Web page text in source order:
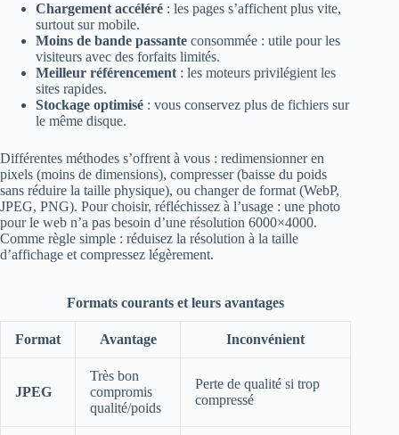
Chargement accéléré : les pages s’affichent plus vite,
surtout sur mobile.
Moins de bande passante consommée : utile pour les
visiteurs avec des forfaits limités.
Meilleur référencement : les moteurs privilégient les
sites rapides.
Stockage optimisé : vous conservez plus de fichiers sur
le même disque.
Différentes méthodes s’offrent à vous : redimensionner en
pixels (moins de dimensions), compresser (baisse du poids
sans réduire la taille physique), ou changer de format (WebP,
JPEG, PNG). Pour choisir, réfléchissez à l’usage : une photo
pour le web n’a pas besoin d’une résolution 6000×4000.
Comme règle simple : réduisez la résolution à la taille
d’affichage et compressez légèrement.
Formats courants et leurs avantages
Format Avantage Inconvénient
JPEG
Très bon
compromis
qualité/poids
Perte de qualité si trop
compressé